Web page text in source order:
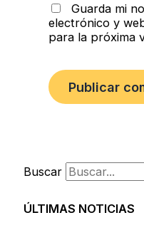
Guarda mi
electrónico y
para la próxima
Buscar
ÚLTIMAS NOTICIAS